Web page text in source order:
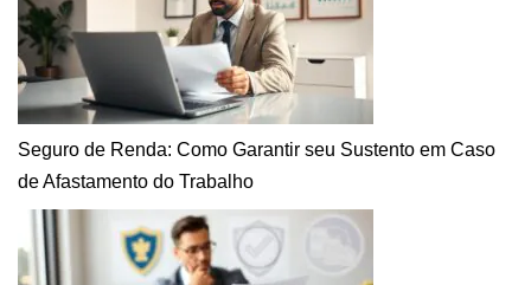
Seguro de Renda: Como Garantir seu Sustento em Caso
de Afastamento do Trabalho